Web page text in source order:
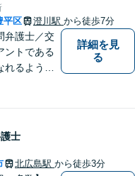
平区 澄川駅 から徒歩7分
弁護士／交
ントである
るよう全
詳細を見
る
士
北広島駅 から徒歩3分